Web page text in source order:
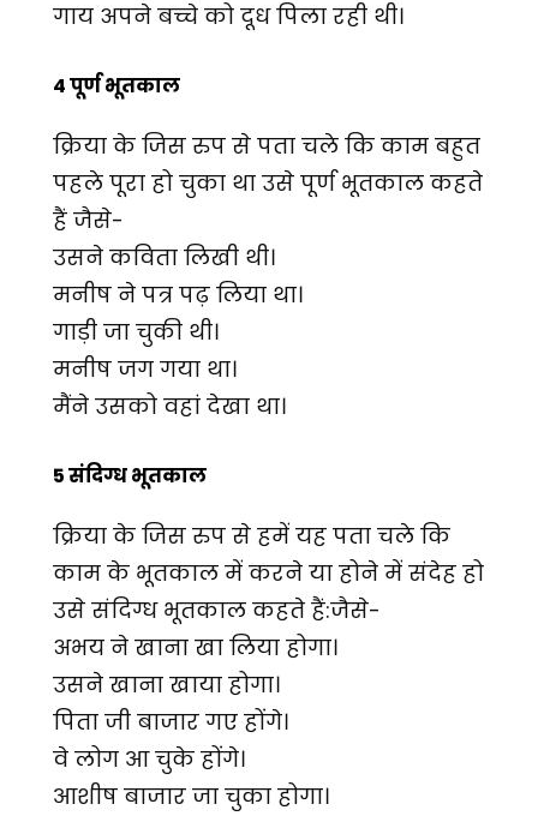
गाय अपने बच्चे को दूध पिला रही थी।
4 पूर्ण भूतकाल
क्रिया के जिस रुप से पता चले कि काम बहुत
पहले पूरा हो चुका था उसे पूर्ण भूतकाल कहते
हैं जैसे-
उसने कविता लिखी थी।
मनीष ने पत्र पढ़ लिया था।
गाड़ी जा चुकी थी।
मनीष जग गया था।
मैंने उसको वहां देखा था।
5 संदिग्ध भूतकाल
क्रिया के जिस रुप से हमें यह पता चले कि
काम के भूतकाल में करने या होने में संदेह हो
उसे संदिग्ध भूतकाल कहते हैं:जैसे-
अभय ने खाना खा लिया होगा।
उसने खाना खाया होगा।
पिता जी बाजार गए होंगे।
वे लोग आ चुके होंगे।
आशीष बाजार जा चुका होगा।